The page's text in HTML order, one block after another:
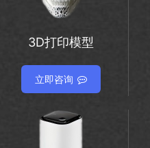
3D打印模型
立即咨询